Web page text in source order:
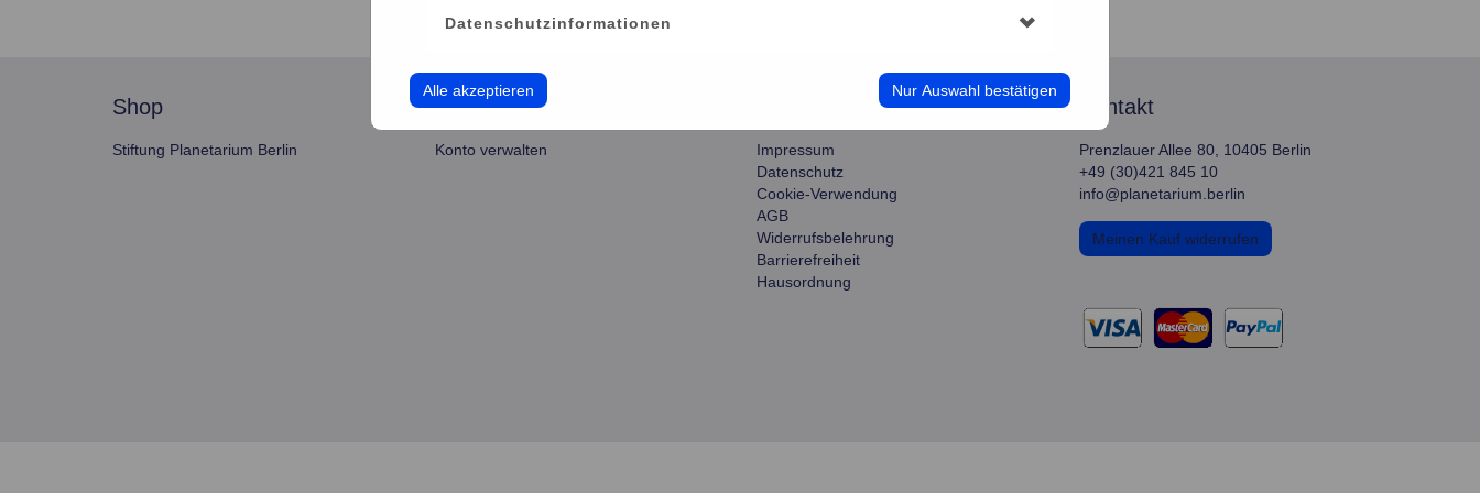
Datenschutzinformationen
Alle akzeptieren Nur Auswahl bestätigen
shop
Stiftung Planetarium Berlin
service
Konto verwalten
Impressum
Datenschutz
Cookie-Verwendung
AGB
Widerrufsbelehrung
Barrierefreiheit
Hausordnung
kontakt
Prenzlauer Allee 80, 10405 Berlin
+49 (30)421 845 10
info@planetarium.berlin
Meinen Kauf widerrufen